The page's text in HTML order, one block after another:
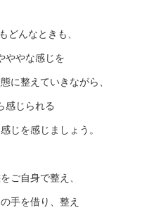
どんなときも、
ややな感じを
に整えていきながら、
感じられる
じを感じましょう。
ご自身で整え、
手を借り、整え